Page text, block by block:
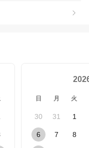
日 月 火
30 31 1
6 7 8